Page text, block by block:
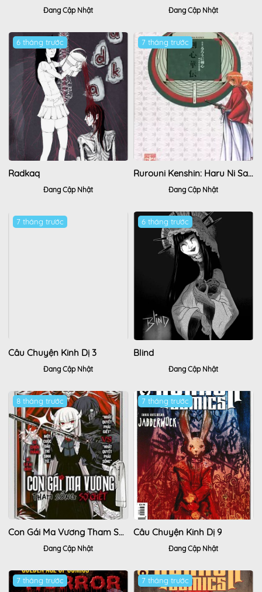
Đang Cập Nhật Đang Cập Nhật
6 tháng trước
Radkaq
Đang Cập Nhật
7 tháng trước
Rurouni Kenshin: Haru Ni Sakura
Đang Cập Nhật
7 tháng trước
Câu Chuyện Kinh Dị 3
Đang Cập Nhật
6 tháng trước
Blind
Đang Cập Nhật
8 tháng trước
Con Gái Ma Vương Tham Sống Sợ Chết
Đang Cập Nhật
7 tháng trước
Câu Chuyện Kinh Dị 9
Đang Cập Nhật
7 tháng trước 7 tháng trước